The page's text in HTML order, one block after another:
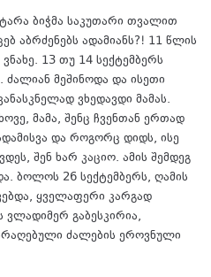
ბიჭმა საკუთარი თვალით
აბრძენებს ადამიანს?! 11 წლის
13 თუ 14 სექტემბერს
ძალიან მეშინოდა და ისეთი
ვხედავდი მამას.
მამა, შენც ჩვენთან ერთად
და როგორც დიდს, ისე
შენ ხარ კაციო. ამის შემდეგ
ბოლოს 26 სექტემბერს, ღამის
ყველაფერი კარგად
ვლადიმერ გაბესკირია,
ძალების ეროვნული